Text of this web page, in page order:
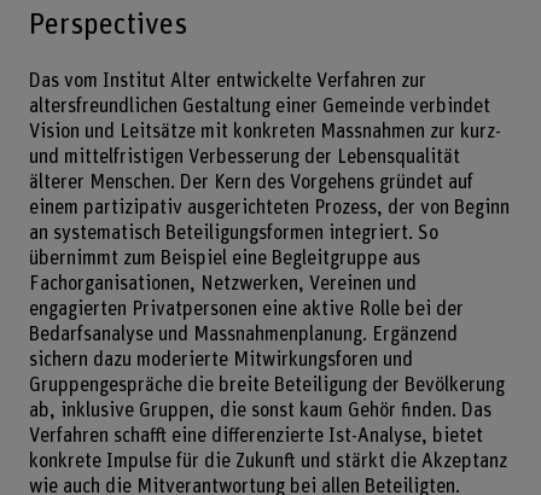
Perspectives
Das vom Institut Alter entwickelte Verfahren zur
altersfreundlichen Gestaltung einer Gemeinde verbindet
Vision und Leitsätze mit konkreten Massnahmen zur kurz-
und mittelfristigen Verbesserung der Lebensqualität
älterer Menschen. Der Kern des Vorgehens gründet auf
einem partizipativ ausgerichteten Prozess, der von Beginn
an systematisch Beteiligungsformen integriert. So
übernimmt zum Beispiel eine Begleitgruppe aus
Fachorganisationen, Netzwerken, Vereinen und
engagierten Privatpersonen eine aktive Rolle bei der
Bedarfsanalyse und Massnahmenplanung. Ergänzend
sichern dazu moderierte Mitwirkungsforen und
Gruppengespräche die breite Beteiligung der Bevölkerung
ab, inklusive Gruppen, die sonst kaum Gehör finden. Das
Verfahren schafft eine differenzierte Ist-Analyse, bietet
konkrete Impulse für die Zukunft und stärkt die Akzeptanz
wie auch die Mitverantwortung bei allen Beteiligten.